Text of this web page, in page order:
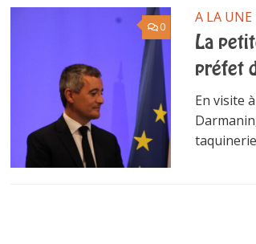
0
A LA UNE
La
préfet
En visite